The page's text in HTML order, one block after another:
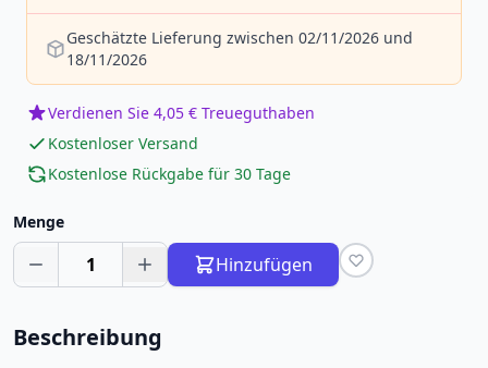
Geschätzte Lieferung zwischen 02/11/2026 und
18/11/2026
Verdienen Sie 4,05 € Treueguthaben
Kostenloser Versand
Kostenlose Rückgabe für 30 Tage
Menge
1 Hinzufügen
Beschreibung